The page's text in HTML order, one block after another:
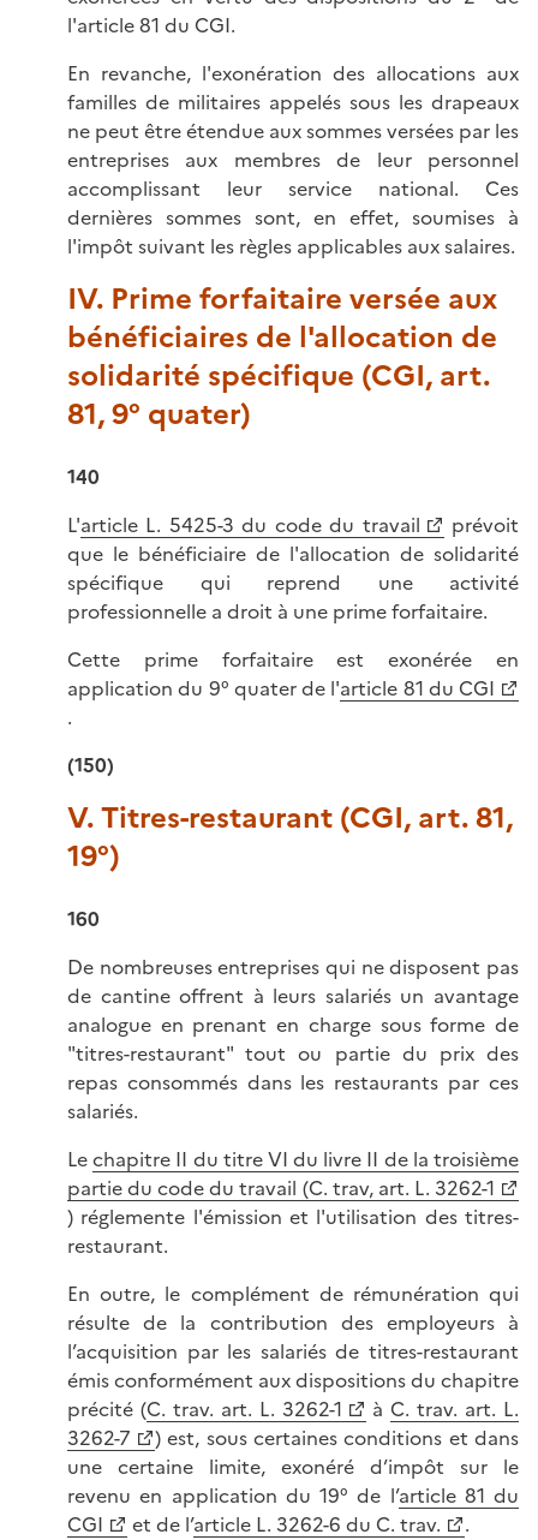
l'article 81 du CGI.
En revanche, l'exonération des allocations aux
familles de militaires appelés sous les drapeaux
ne peut être étendue aux sommes versées par les
entreprises aux membres de leur personnel
accomplissant leur service national. Ces
dernières sommes sont, en effet, soumises à
l'impôt suivant les règles applicables aux salaires.
IV. Prime forfaitaire versée aux
bénéficiaires de l'allocation de
solidarité spécifique (CGI, art.
81, 9° quater)
140
L'article L. 5425-3 du code du travail
prévoit
que le bénéficiaire de l'allocation de solidarité
spécifique qui reprend une activité
professionnelle a droit à une prime forfaitaire.
Cette prime forfaitaire est exonérée en
application du 9° quater de l'article 81 du CGI
.
(150)
V. Titres-restaurant (CGI, art. 81,
19°)
160
De nombreuses entreprises qui ne disposent pas
de cantine offrent à leurs salariés un avantage
analogue en prenant en charge sous forme de
"titres-restaurant" tout ou partie du prix des
repas consommés dans les restaurants par ces
salariés.
Lechapitre II du titre VI du livre II de la troisième
partie du code du travail (C. trav, art. L. 3262-1
) réglemente l'émission et l'utilisation des titres-
restaurant.
En outre, le complément de rémunération qui
résulte de la contribution des employeurs à
l’acquisition par les salariés de titres-restaurant
émis conformément aux dispositions du chapitre
précité (C. trav. art. L. 3262-1 à C. trav. art. L.
3262-7
) est, sous certaines conditions et dans
une certaine limite, exonéré d’impôt sur le
revenu en application du 19° de l’article 81 du
CGI
et de l’article L. 3262-6 du C. trav. .